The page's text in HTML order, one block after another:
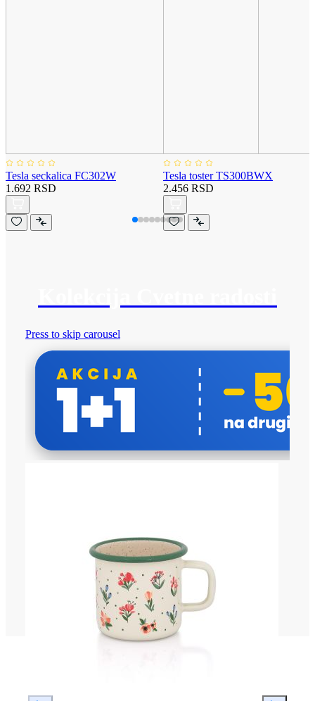
Tesla seckalica FC302W
1.692 RSD
Tesla toster TS300BWX
2.456 RSD
Press to skip carousel